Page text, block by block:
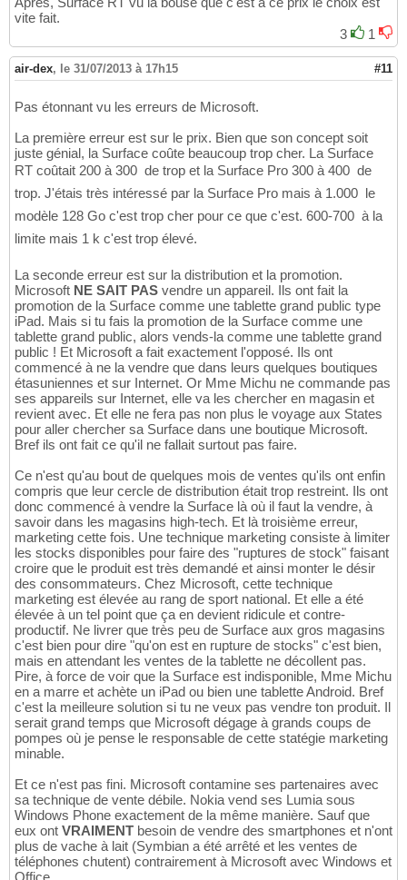
vite fait.
3
1
air-dex, le 31/07/2013 à 17h15 #11
Pas étonnant vu les erreurs de Microsoft.
La première erreur est sur le prix. Bien que son concept soit
juste génial, la Surface coûte beaucoup trop cher. La Surface
RT coûtait 200 à 300  de trop et la Surface Pro 300 à 400  de
trop. J'étais très intéressé par la Surface Pro mais à 1.000  le
modèle 128 Go c'est trop cher pour ce que c'est. 600-700  à la
limite mais 1 k c'est trop élevé.
La seconde erreur est sur la distribution et la promotion.
Microsoft NE SAIT PAS vendre un appareil. Ils ont fait la
promotion de la Surface comme une tablette grand public type
iPad. Mais si tu fais la promotion de la Surface comme une
tablette grand public, alors vends-la comme une tablette grand
public ! Et Microsoft a fait exactement l'opposé. Ils ont
commencé à ne la vendre que dans leurs quelques boutiques
étasuniennes et sur Internet. Or Mme Michu ne commande pas
ses appareils sur Internet, elle va les chercher en magasin et
revient avec. Et elle ne fera pas non plus le voyage aux States
pour aller chercher sa Surface dans une boutique Microsoft.
Bref ils ont fait ce qu'il ne fallait surtout pas faire.
Ce n'est qu'au bout de quelques mois de ventes qu'ils ont enfin
compris que leur cercle de distribution était trop restreint. Ils ont
donc commencé à vendre la Surface là où il faut la vendre, à
savoir dans les magasins high-tech. Et là troisième erreur,
marketing cette fois. Une technique marketing consiste à limiter
les stocks disponibles pour faire des "ruptures de stock" faisant
croire que le produit est très demandé et ainsi monter le désir
des consommateurs. Chez Microsoft, cette technique
marketing est élevée au rang de sport national. Et elle a été
élevée à un tel point que ça en devient ridicule et contre-
productif. Ne livrer que très peu de Surface aux gros magasins
c'est bien pour dire "qu'on est en rupture de stocks" c'est bien,
mais en attendant les ventes de la tablette ne décollent pas.
Pire, à force de voir que la Surface est indisponible, Mme Michu
en a marre et achète un iPad ou bien une tablette Android. Bref
c'est la meilleure solution si tu ne veux pas vendre ton produit. Il
serait grand temps que Microsoft dégage à grands coups de
pompes où je pense le responsable de cette statégie marketing
minable.
Et ce n'est pas fini. Microsoft contamine ses partenaires avec
sa technique de vente débile. Nokia vend ses Lumia sous
Windows Phone exactement de la même manière. Sauf que
eux ont VRAIMENT besoin de vendre des smartphones et n'ont
plus de vache à lait (Symbian a été arrêté et les ventes de
téléphones chutent) contrairement à Microsoft avec Windows et